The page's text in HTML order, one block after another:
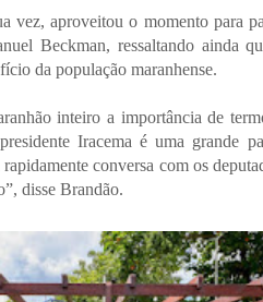
vez, aproveitou o momento para
Beckman, ressaltando ainda
da população maranhense.
inteiro a importância de
Iracema é uma grande
conversa com os
disse Brandão.